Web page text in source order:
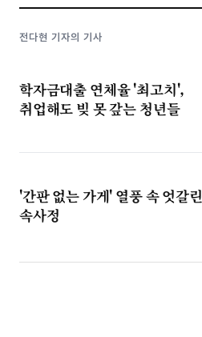
전다현 기자의 기사
학자금대출 연체율 '최고치',
취업해도 빚 못 갚는 청년들
'간판 없는 가게' 열풍 속 엇갈린
속사정